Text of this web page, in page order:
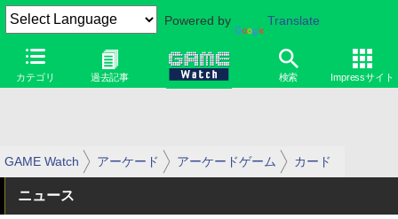
Powered by Translate
カテゴリ 過去記事 検索 Impressサイト
GAME Watch アーケード アーケードゲーム カード
ニュース